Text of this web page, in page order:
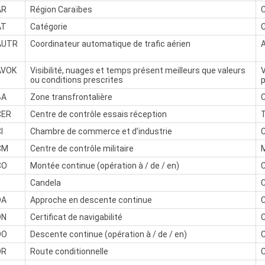
Région Caraïbes
Catégorie
Coordinateur automatique de trafic aérien
Visibilité, nuages et temps présent meilleurs que valeurs
ou conditions prescrites
Zone transfrontalière
Centre de contrôle essais réception
Chambre de commerce et d’industrie
Centre de contrôle militaire
Montée continue (opération à / de / en)
Candela
Approche en descente continue
Certificat de navigabilité
Descente continue (opération à / de / en)
Route conditionnelle